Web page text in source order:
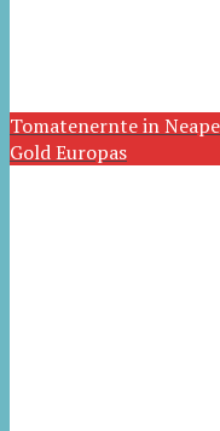
Tomatenernte in
Gold Europas